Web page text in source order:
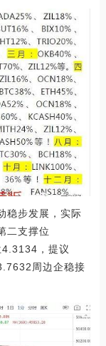
稳步发展，实际
二支撑位
，提议
周边企稳接